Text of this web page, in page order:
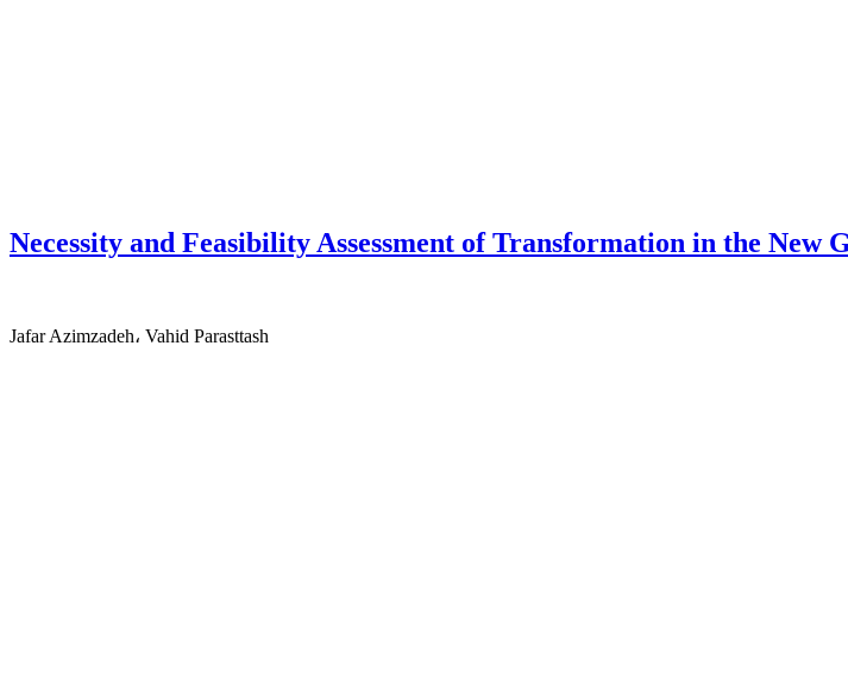
Necessity and Feasibility Assessment of Transformation in the
Jafar Azimzadeh، Vahid Parasttash